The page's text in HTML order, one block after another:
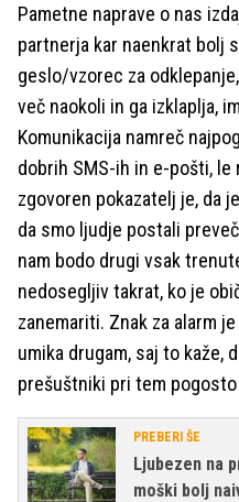
Pametne naprave o nas
partnerja kar naenkrat bolj
geslo/vzorec za
več naokoli in ga izklaplja,
Komunikacija namreč
dobrih SMS-ih in e-pošti, le
zgovoren pokazatelj je, da
da smo ljudje postali
nam bodo drugi vsak
nedosegljiv takrat, ko je
zanemariti. Znak za alarm
umika drugam, saj to kaže,
prešuštniki pri tem
PREBERI ŠE
Ljubezen na
moški bolj